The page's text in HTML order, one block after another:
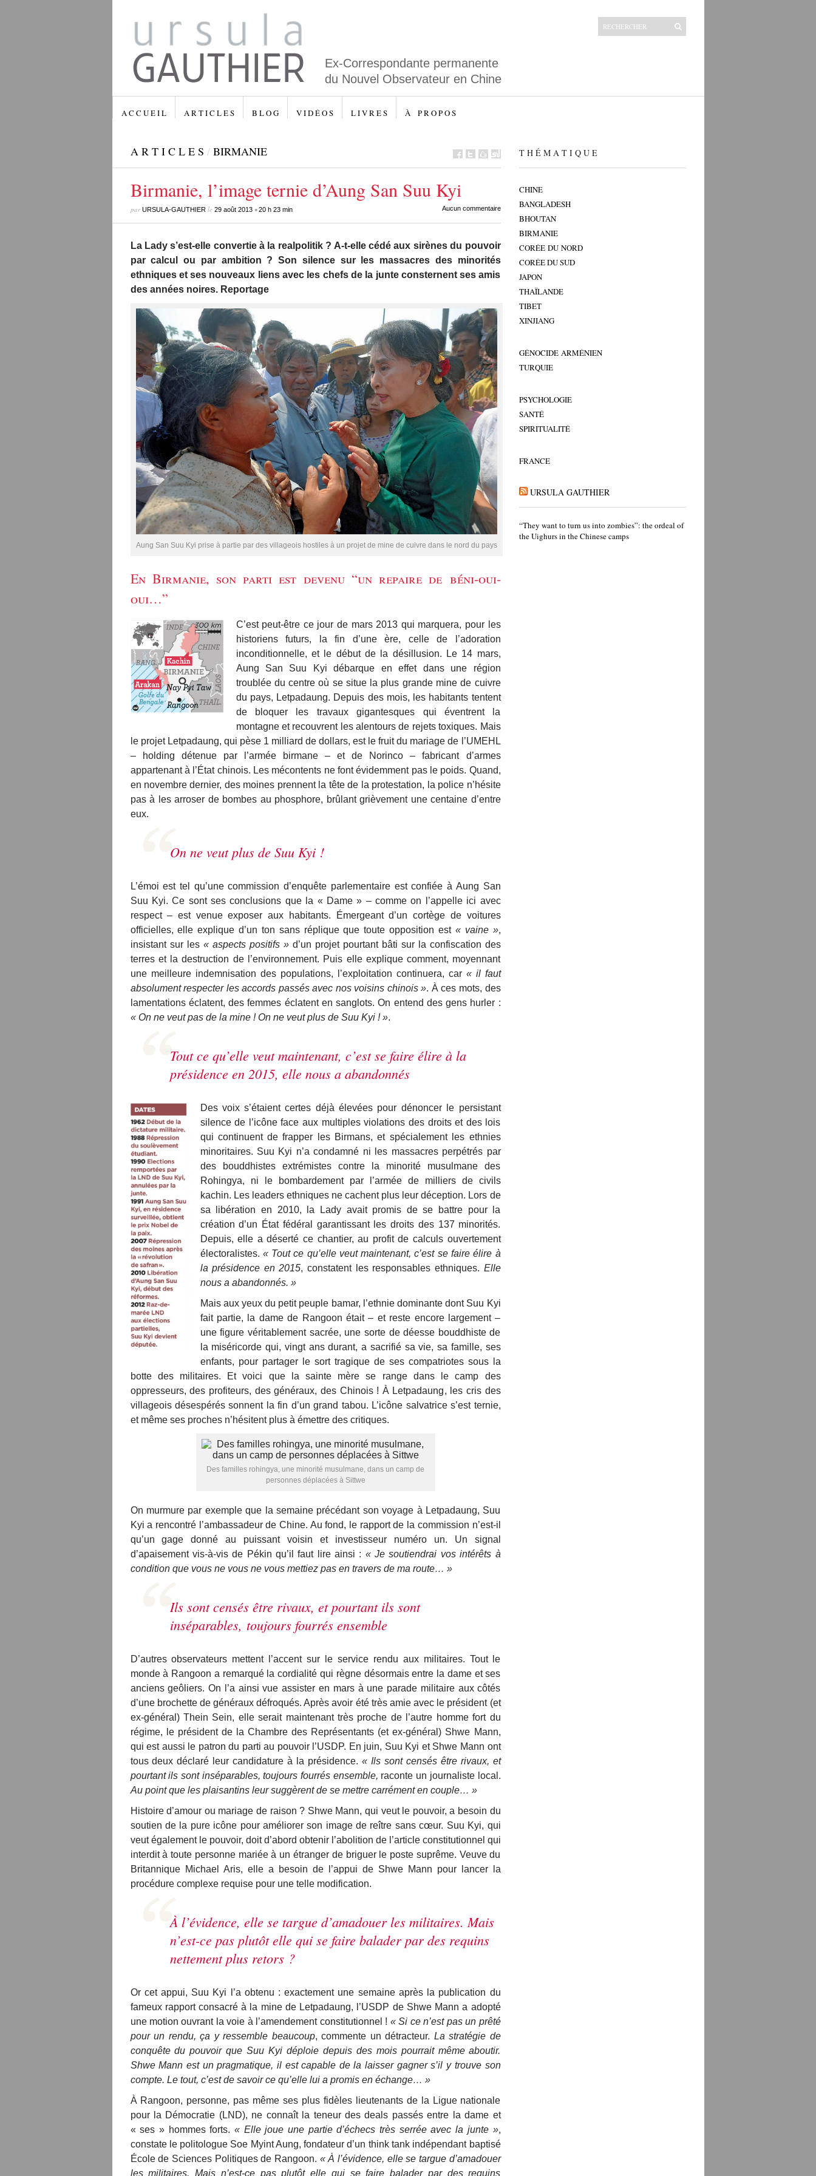
Ex-Correspondante permanente
du Nouvel Observateur en Chine
A C C U E I L A R T I C L E S B L O G V I D É O S L I V R E S À P R O P O S
A R T I C L E S / BIRMANIE
Birmanie, l’image ternie d’Aung San Suu Kyi
parURSULA-GAUTHIERle 29 août 2013•20 h 23 min Aucun commentaire
La Lady s’est-elle convertie à la realpolitik ? A-t-elle cédé aux sirènes du pouvoir
par calcul ou par ambition ? Son silence sur les massacres des minorités
ethniques et ses nouveaux liens avec les chefs de la junte consternent ses amis
des années noires. Reportage
Aung San Suu Kyi prise à partie par des villageois hostiles à un projet de mine de cuivre dans le nord du pays
En Birmanie, son parti est devenu “un repaire de béni-oui-
oui…”
C’est peut-être ce jour de mars 2013 qui marquera, pour les
historiens futurs, la fin d’une ère, celle de l’adoration
inconditionnelle, et le début de la désillusion. Le 14 mars,
Aung San Suu Kyi débarque en effet dans une région
troublée du centre où se situe la plus grande mine de cuivre
du pays, Letpadaung. Depuis des mois, les habitants tentent
de bloquer les travaux gigantesques qui éventrent la
montagne et recouvrent les alentours de rejets toxiques. Mais
le projet Letpadaung, qui pèse 1 milliard de dollars, est le fruit du mariage de l’UMEHL
– holding détenue par l’armée birmane – et de Norinco – fabricant d’armes
appartenant à l’État chinois. Les mécontents ne font évidemment pas le poids. Quand,
en novembre dernier, des moines prennent la tête de la protestation, la police n’hésite
pas à les arroser de bombes au phosphore, brûlant grièvement une centaine d’entre
eux.
On ne veut plus de Suu Kyi !
L’émoi est tel qu’une commission d’enquête parlementaire est confiée à Aung San
Suu Kyi. Ce sont ses conclusions que la « Dame » – comme on l’appelle ici avec
respect – est venue exposer aux habitants. Émergeant d’un cortège de voitures
officielles, elle explique d’un ton sans réplique que toute opposition est « vaine »,
insistant sur les « aspects positifs »d’un projet pourtant bâti sur la confiscation des
terres et la destruction de l’environnement. Puis elle explique comment, moyennant
une meilleure indemnisation des populations, l’exploitation continuera, car « il faut
absolument respecter les accords passés avec nos voisins chinois ». À ces mots, des
lamentations éclatent, des femmes éclatent en sanglots. On entend des gens hurler :
« On ne veut pas de la mine ! On ne veut plus de Suu Kyi ! ».
Tout ce qu’elle veut maintenant, c’est se faire élire à la
présidence en 2015, elle nous a abandonnés
Des voix s’étaient certes déjà élevées pour dénoncer le persistant
silence de l’icône face aux multiples violations des droits et des lois
qui continuent de frapper les Birmans, et spécialement les ethnies
minoritaires. Suu Kyi n’a condamné ni les massacres perpétrés par
des bouddhistes extrémistes contre la minorité musulmane des
Rohingya, ni le bombardement par l’armée de milliers de civils
kachin. Les leaders ethniques ne cachent plus leur déception. Lors de
sa libération en 2010, la Lady avait promis de se battre pour la
création d’un État fédéral garantissant les droits des 137 minorités.
Depuis, elle a déserté ce chantier, au profit de calculs ouvertement
électoralistes. « Tout ce qu’elle veut maintenant, c’est se faire élire à
la présidence en 2015, constatent les responsables ethniques. Elle
nous a abandonnés. »
Mais aux yeux du petit peuple bamar, l’ethnie dominante dont Suu Kyi
fait partie, la dame de Rangoon était – et reste encore largement –
une figure véritablement sacrée, une sorte de déesse bouddhiste de
la miséricorde qui, vingt ans durant, a sacrifié sa vie, sa famille, ses
enfants, pour partager le sort tragique de ses compatriotes sous la
botte des militaires. Et voici que la sainte mère se range dans le camp des
oppresseurs, des profiteurs, des généraux, des Chinois ! À Letpadaung, les cris des
villageois désespérés sonnent la fin d’un grand tabou. L’icône salvatrice s’est ternie,
et même ses proches n’hésitent plus à émettre des critiques.
Des familles rohingya, une minorité musulmane, dans un camp de
personnes déplacées à Sittwe
On murmure par exemple que la semaine précédant son voyage à Letpadaung, Suu
Kyi a rencontré l’ambassadeur de Chine. Au fond, le rapport de la commission n’est-il
qu’un gage donné au puissant voisin et investisseur numéro un. Un signal
d’apaisement vis-à-vis de Pékin qu’il faut lire ainsi : « Je soutiendrai vos intérêts à
condition que vous ne vous ne vous mettiez pas en travers de ma route… »
Ils sont censés être rivaux, et pourtant ils sont
inséparables, toujours fourrés ensemble
D’autres observateurs mettent l’accent sur le service rendu aux militaires. Tout le
monde à Rangoon a remarqué la cordialité qui règne désormais entre la dame et ses
anciens geôliers. On l’a ainsi vue assister en mars à une parade militaire aux côtés
d’une brochette de généraux défroqués. Après avoir été très amie avec le président (et
ex-général) Thein Sein, elle serait maintenant très proche de l’autre homme fort du
régime, le président de la Chambre des Représentants (et ex-général) Shwe Mann,
qui est aussi le patron du parti au pouvoir l’USDP. En juin, Suu Kyi et Shwe Mann ont
tous deux déclaré leur candidature à la présidence. « Ils sont censés être rivaux, et
pourtant ils sont inséparables, toujours fourrés ensemble, raconte un journaliste local.
Au point que les plaisantins leur suggèrent de se mettre carrément en couple… »
Histoire d’amour ou mariage de raison ? Shwe Mann, qui veut le pouvoir, a besoin du
soutien de la pure icône pour améliorer son image de reître sans cœur. Suu Kyi, qui
veut également le pouvoir, doit d’abord obtenir l’abolition de l’article constitutionnel qui
interdit à toute personne mariée à un étranger de briguer le poste suprême. Veuve du
Britannique Michael Aris, elle a besoin de l’appui de Shwe Mann pour lancer la
procédure complexe requise pour une telle modification.
À l’évidence, elle se targue d’amadouer les militaires. Mais
n’est-ce pas plutôt elle qui se faire balader par des requins
nettement plus retors ?
Or cet appui, Suu Kyi l’a obtenu : exactement une semaine après la publication du
fameux rapport consacré à la mine de Letpadaung, l’USDP de Shwe Mann a adopté
une motion ouvrant la voie à l’amendement constitutionnel ! « Si ce n’est pas un prêté
pour un rendu, ça y ressemble beaucoup, commente un détracteur. La stratégie de
conquête du pouvoir que Suu Kyi déploie depuis des mois pourrait même aboutir.
Shwe Mann est un pragmatique, il est capable de la laisser gagner s’il y trouve son
compte. Le tout, c’est de savoir ce qu’elle lui a promis en échange… »
À Rangoon, personne, pas même ses plus fidèles lieutenants de la Ligue nationale
pour la Démocratie (LND), ne connaît la teneur des deals passés entre la dame et
« ses » hommes forts. « Elle joue une partie d’échecs très serrée avec la junte »,
constate le politologue Soe Myint Aung, fondateur d’un think tank indépendant baptisé
École de Sciences Politiques de Rangoon. « À l’évidence, elle se targue d’amadouer
les militaires. Mais n’est-ce pas plutôt elle qui se faire balader par des requins
T H É M A T I Q U E
CHINE
BANGLADESH
BHOUTAN
BIRMANIE
CORÉE DU NORD
CORÉE DU SUD
JAPON
THAÏLANDE
TIBET
XINJIANG
GÉNOCIDE ARMÉNIEN
TURQUIE
PSYCHOLOGIE
SANTÉ
SPIRITUALITÉ
FRANCE
URSULA GAUTHIER
“They want to turn us into zombies”: the ordeal of
the Uighurs in the Chinese camps